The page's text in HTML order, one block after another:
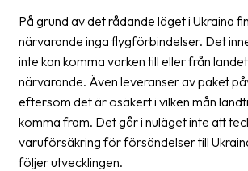
Coworkers
Job
&
career
News
archive
På grund av det rådande läget i Ukraina
närvarande inga flygförbindelser. Det
inte kan komma varken till eller från
närvarande. Även leveranser av paket
eftersom det är osäkert i vilken mån
komma fram. Det går i nuläget inte att
varuförsäkring för försändelser till
följer utvecklingen.